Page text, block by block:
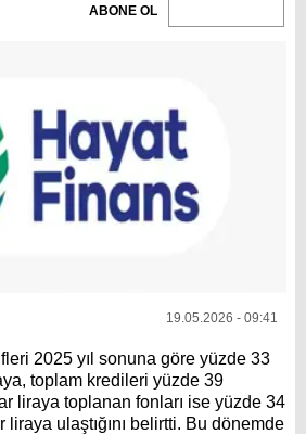
ABONE OL
19.05.2026 - 09:41
2025 yıl sonuna göre yüzde 33
toplam kredileri yüzde 39
liraya toplanan fonları ise yüzde 34
ulaştığını belirtti. Bu dönemde